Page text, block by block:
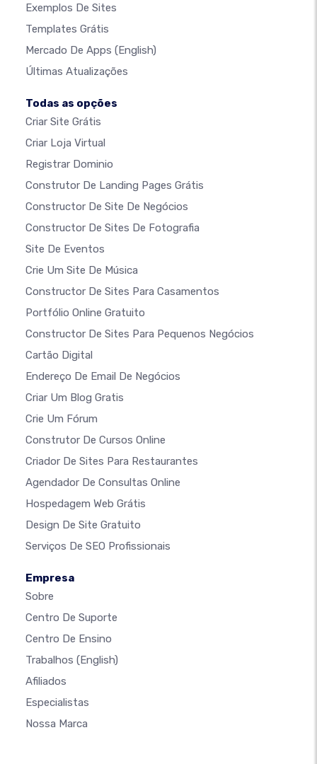
Exemplos De Sites
Templates Grátis
Mercado De Apps (English)
Últimas Atualizações
Todas as opções
Criar Site Grátis
Criar Loja Virtual
Registrar Dominio
Construtor De Landing Pages Grátis
Constructor De Site De Negócios
Constructor De Sites De Fotografia
Site De Eventos
Crie Um Site De Música
Constructor De Sites Para Casamentos
Portfólio Online Gratuito
Constructor De Sites Para Pequenos Negócios
Cartão Digital
Endereço De Email De Negócios
Criar Um Blog Gratis
Crie Um Fórum
Construtor De Cursos Online
Criador De Sites Para Restaurantes
Agendador De Consultas Online
Hospedagem Web Grátis
Design De Site Gratuito
Serviços De SEO Profissionais
Empresa
Sobre
Centro De Suporte
Centro De Ensino
Trabalhos (English)
Afiliados
Especialistas
Nossa Marca